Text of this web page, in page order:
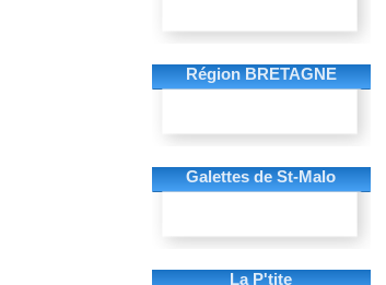
Région BRETAGNE
Galettes de St-Malo
La P'tite